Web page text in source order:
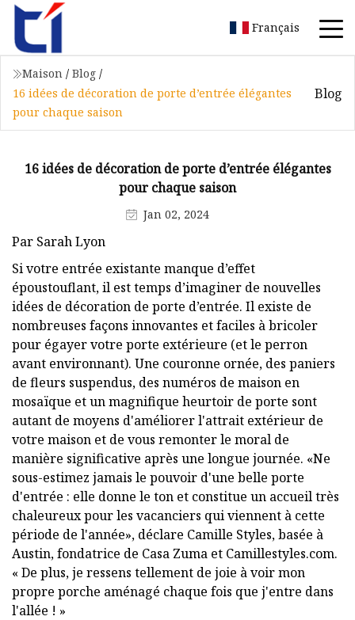
Français
Maison / Blog /
16 idées de décoration de porte d’entrée élégantes
pour chaque saison
Blog
16 idées de décoration de porte d’entrée élégantes
pour chaque saison
Jan 02, 2024
Par Sarah Lyon
Si votre entrée existante manque d’effet
époustouflant, il est temps d’imaginer de nouvelles
idées de décoration de porte d’entrée. Il existe de
nombreuses façons innovantes et faciles à bricoler
pour égayer votre porte extérieure (et le perron
avant environnant). Une couronne ornée, des paniers
de fleurs suspendus, des numéros de maison en
mosaïque et un magnifique heurtoir de porte sont
autant de moyens d'améliorer l'attrait extérieur de
votre maison et de vous remonter le moral de
manière significative après une longue journée. «Ne
sous-estimez jamais le pouvoir d'une belle porte
d'entrée : elle donne le ton et constitue un accueil très
chaleureux pour les vacanciers qui viennent à cette
période de l'année», déclare Camille Styles, basée à
Austin, fondatrice de Casa Zuma et Camillestyles.com.
« De plus, je ressens tellement de joie à voir mon
propre porche aménagé chaque fois que j'entre dans
l'allée ! »